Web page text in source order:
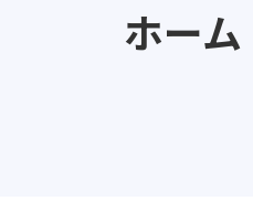
ホーム